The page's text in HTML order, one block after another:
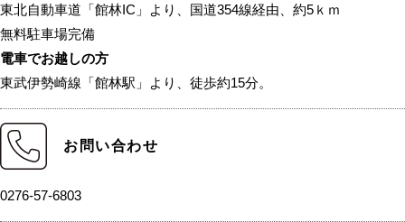
東北自動車道「館林IC」より、国道354線経由、約5ｋｍ
無料駐車場完備
電車でお越しの方
東武伊勢崎線「館林駅」より、徒歩約15分。
お問い合わせ
0276-57-6803